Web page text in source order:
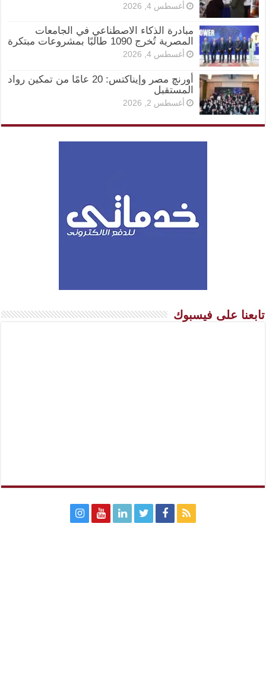
أغسطس 4, 2026
مبادرة الذكاء الاصطناعي في الجامعات
المصرية تُخرج 1090 طالبًا بمشروعات مبتكرة
أغسطس 4, 2026
أورنچ مصر وإيناكتس: 20 عامًا من تمكين رواد
المستقبل
أغسطس 2, 2026
تابعنا على فيسبوك